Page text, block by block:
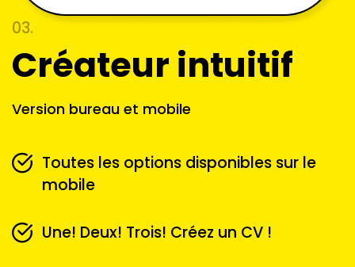
03.
Créateur intuitif
Version bureau et mobile
Toutes les options disponibles sur le
mobile
Une! Deux! Trois! Créez un CV !